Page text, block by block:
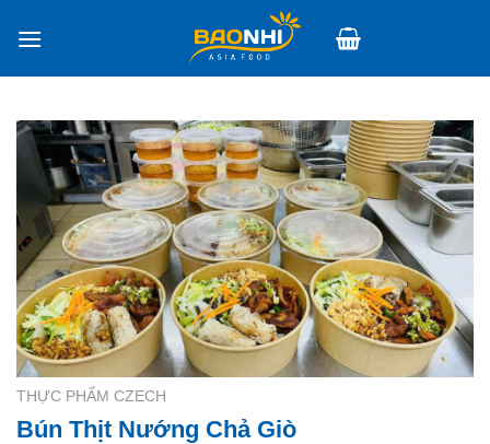
THỰC PHẨM CZECH
Bún Thịt Nướng Chả Giò